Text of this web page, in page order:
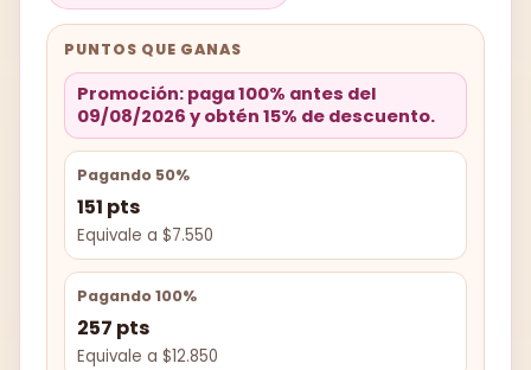
PUNTOS QUE GANAS
Promoción: paga 100% antes del
09/08/2026 y obtén 15% de descuento.
Pagando 50%
151 pts
Equivale a $7.550
Pagando 100%
257 pts
Equivale a $12.850